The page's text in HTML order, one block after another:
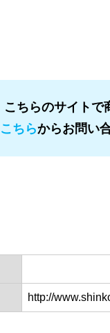
こちらのサイトで
こちらからお問い
http://